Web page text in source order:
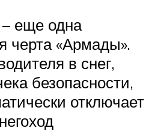
– еще одна
черта «Армады».
в снег,
безопасности,
отключает